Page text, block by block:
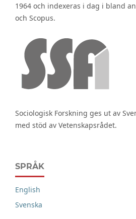
1964 och indexeras i dag i bland
och Scopus.
Sociologisk Forskning ges ut av
med stöd av Vetenskapsrådet.
SPRÅK
English
Svenska